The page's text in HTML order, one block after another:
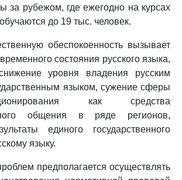
за рубежом, где ежегодно на курсах
до 19 тыс. человек.
обеспокоенность вызывает
состояния русского языка,
уровня владения русским
языком, сужение сферы
как средства
общения в ряде регионов,
единого государственного
языку.
предполагается осуществлять